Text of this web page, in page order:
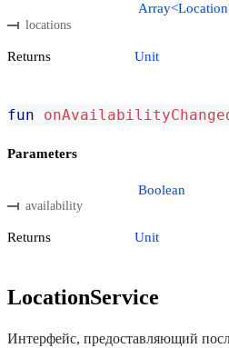
locations
Returns Unit
fun
Parameters
availability
Boolean
Returns Unit
LocationService
Интерфейс, предоставляющий